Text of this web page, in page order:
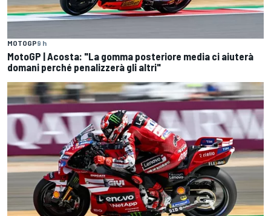
MOTOGP9 h
MotoGP | Acosta: "La gomma posteriore media ci aiuterà
domani perché penalizzerà gli altri"